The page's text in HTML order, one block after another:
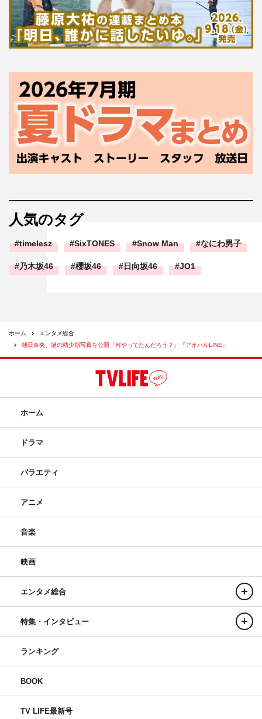
人気のタグ
timelesz SixTONES Snow Man なにわ男子
乃木坂46 櫻坂46 日向坂46 JO1
ホーム
エンタメ総合
朝日奈央、謎の幼少期写真を公開「何やってたんだろう？」『アオハルLINE』
ホーム
ドラマ
バラエティ
アニメ
音楽
映画
エンタメ総合
特集・インタビュー
ランキング
BOOK
TV LIFE最新号